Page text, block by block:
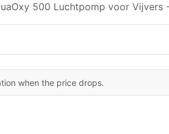
500 Luchtpomp voor Vijvers
when the price drops.